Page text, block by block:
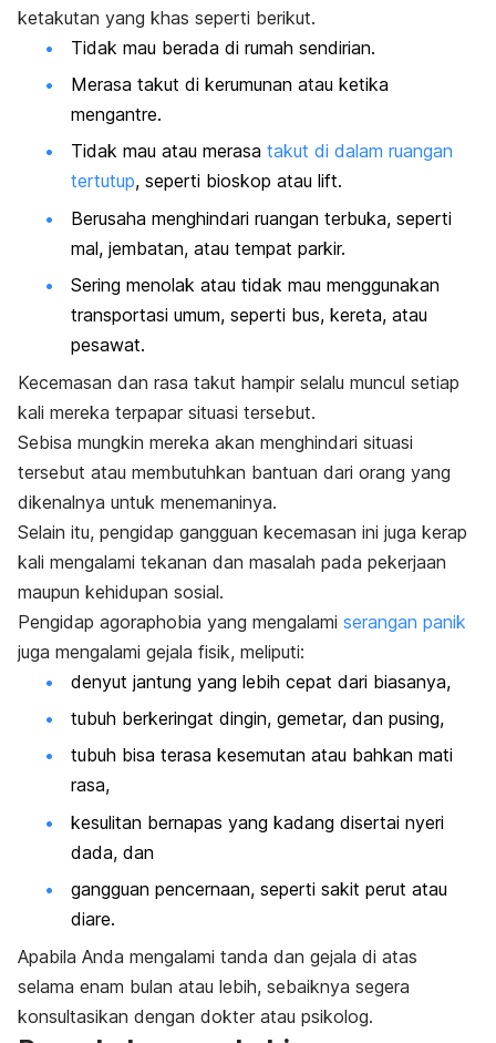
ketakutan yang khas seperti berikut.
Tidak mau berada di rumah sendirian.
Merasa takut di kerumunan atau ketika
mengantre.
Tidak mau atau merasa takut di dalam ruangan
tertutup, seperti bioskop atau lift.
Berusaha menghindari ruangan terbuka, seperti
mal, jembatan, atau tempat parkir.
Sering menolak atau tidak mau menggunakan
transportasi umum, seperti bus, kereta, atau
pesawat.
Kecemasan dan rasa takut hampir selalu muncul setiap
kali mereka terpapar situasi tersebut.
Sebisa mungkin mereka akan menghindari situasi
tersebut atau membutuhkan bantuan dari orang yang
dikenalnya untuk menemaninya.
Selain itu, pengidap gangguan kecemasan ini juga kerap
kali mengalami tekanan dan masalah pada pekerjaan
maupun kehidupan sosial.
Pengidap agoraphobia yang mengalami serangan panik
juga mengalami gejala fisik, meliputi:
denyut jantung yang lebih cepat dari biasanya,
tubuh berkeringat dingin, gemetar, dan pusing,
tubuh bisa terasa kesemutan atau bahkan mati
rasa,
kesulitan bernapas yang kadang disertai nyeri
dada, dan
gangguan pencernaan, seperti sakit perut atau
diare.
Apabila Anda mengalami tanda dan gejala di atas
selama enam bulan atau lebih, sebaiknya segera
konsultasikan dengan dokter atau psikolog.